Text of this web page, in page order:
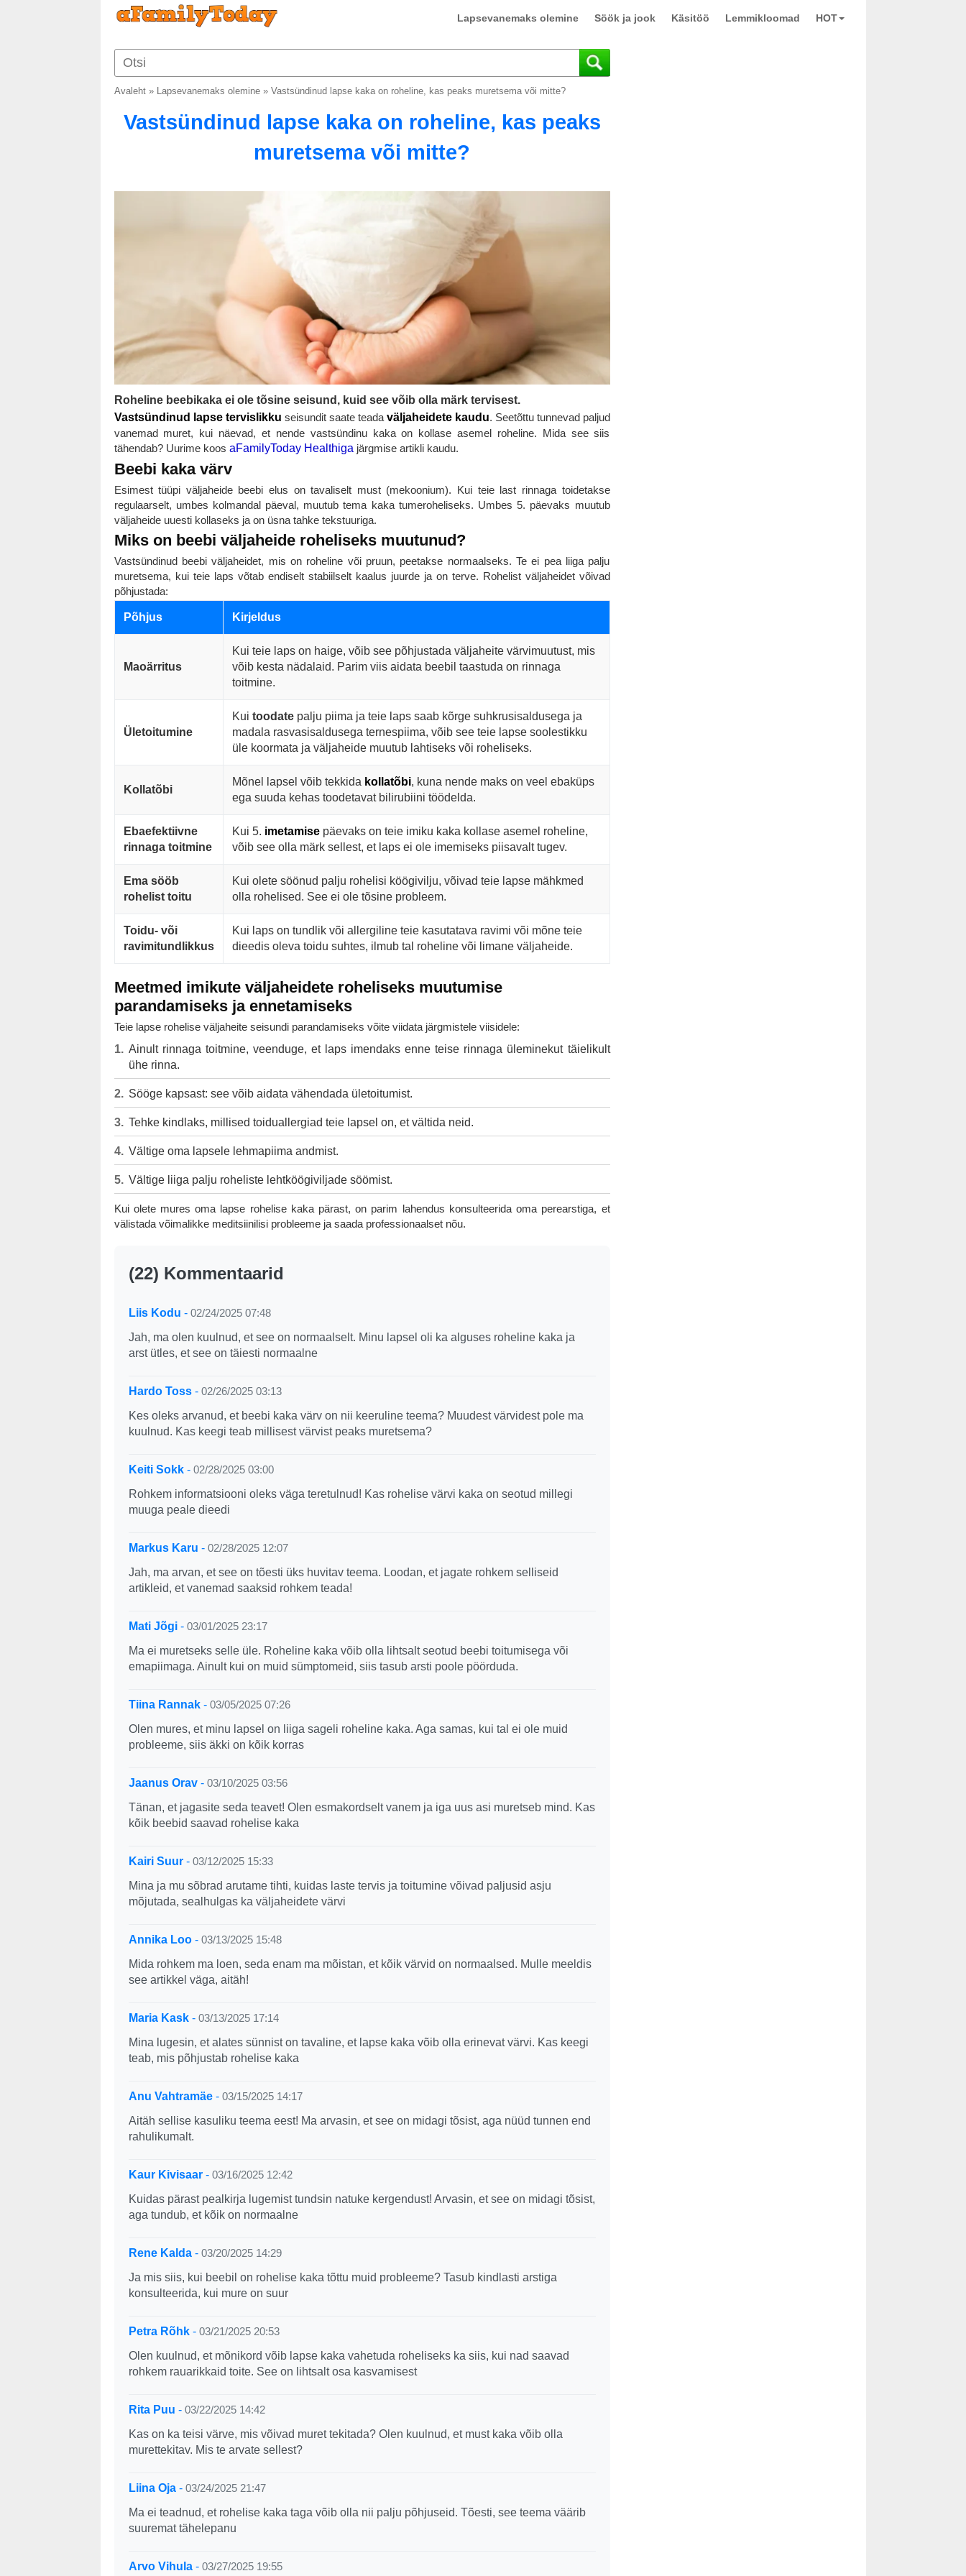
Lapsevanemaks olemine Söök ja jook Käsitöö Lemmikloomad HOT
Avaleht» Lapsevanemaks olemine» Vastsündinud lapse kaka on roheline, kas peaks muretsema või mitte?
Vastsündinud lapse kaka on roheline, kas peaks
muretsema või mitte?
Roheline beebikaka ei ole tõsine seisund, kuid see võib olla märk tervisest.
Vastsündinud lapse tervislikku seisundit saate teada väljaheidete kaudu. Seetõttu tunnevad paljud
vanemad muret, kui näevad, et nende vastsündinu kaka on kollase asemel roheline. Mida see siis
tähendab? Uurime koos aFamilyToday Healthiga järgmise artikli kaudu.
Beebi kaka värv
Esimest tüüpi väljaheide beebi elus on tavaliselt must (mekoonium). Kui teie last rinnaga toidetakse
regulaarselt, umbes kolmandal päeval, muutub tema kaka tumeroheliseks. Umbes 5. päevaks muutub
väljaheide uuesti kollaseks ja on üsna tahke tekstuuriga.
Miks on beebi väljaheide roheliseks muutunud?
Vastsündinud beebi väljaheidet, mis on roheline või pruun, peetakse normaalseks. Te ei pea liiga palju
muretsema, kui teie laps võtab endiselt stabiilselt kaalus juurde ja on terve. Rohelist väljaheidet võivad
põhjustada:
Põhjus Kirjeldus
Maoärritus
Kui teie laps on haige, võib see põhjustada väljaheite värvimuutust, mis
võib kesta nädalaid. Parim viis aidata beebil taastuda on rinnaga
toitmine.
Ületoitumine
Kui toodatepalju piima ja teie laps saab kõrge suhkrusisaldusega ja
madala rasvasisaldusega ternespiima, võib see teie lapse soolestikku
üle koormata ja väljaheide muutub lahtiseks või roheliseks.
Kollatõbi
Mõnel lapsel võib tekkida kollatõbi, kuna nende maks on veel ebaküps
ega suuda kehas toodetavat bilirubiini töödelda.
Ebaefektiivne
rinnaga toitmine
Kui 5. imetamisepäevaks on teie imiku kaka kollase asemel roheline,
võib see olla märk sellest, et laps ei ole imemiseks piisavalt tugev.
Ema sööb
rohelist toitu
Kui olete söönud palju rohelisi köögivilju, võivad teie lapse mähkmed
olla rohelised. See ei ole tõsine probleem.
Toidu- või
ravimitundlikkus
Kui laps on tundlik või allergiline teie kasutatava ravimi või mõne teie
dieedis oleva toidu suhtes, ilmub tal roheline või limane väljaheide.
Meetmed imikute väljaheidete roheliseks muutumise
parandamiseks ja ennetamiseks
Teie lapse rohelise väljaheite seisundi parandamiseks võite viidata järgmistele viisidele:
Ainult rinnaga toitmine, veenduge, et laps imendaks enne teise rinnaga üleminekut täielikult
ühe rinna.
Sööge kapsast: see võib aidata vähendada ületoitumist.
Tehke kindlaks, millised toiduallergiad teie lapsel on, et vältida neid.
Vältige oma lapsele lehmapiima andmist.
Vältige liiga palju roheliste lehtköögiviljade söömist.
Kui olete mures oma lapse rohelise kaka pärast, on parim lahendus konsulteerida oma perearstiga, et
välistada võimalikke meditsiinilisi probleeme ja saada professionaalset nõu.
(22) Kommentaarid
Liis Kodu - 02/24/2025 07:48
Jah, ma olen kuulnud, et see on normaalselt. Minu lapsel oli ka alguses roheline kaka ja
arst ütles, et see on täiesti normaalne
Hardo Toss- 02/26/2025 03:13
Kes oleks arvanud, et beebi kaka värv on nii keeruline teema? Muudest värvidest pole ma
kuulnud. Kas keegi teab millisest värvist peaks muretsema?
Keiti Sokk- 02/28/2025 03:00
Rohkem informatsiooni oleks väga teretulnud! Kas rohelise värvi kaka on seotud millegi
muuga peale dieedi
Markus Karu - 02/28/2025 12:07
Jah, ma arvan, et see on tõesti üks huvitav teema. Loodan, et jagate rohkem selliseid
artikleid, et vanemad saaksid rohkem teada!
Mati Jõgi- 03/01/2025 23:17
Ma ei muretseks selle üle. Roheline kaka võib olla lihtsalt seotud beebi toitumisega või
emapiimaga. Ainult kui on muid sümptomeid, siis tasub arsti poole pöörduda.
Tiina Rannak- 03/05/2025 07:26
Olen mures, et minu lapsel on liiga sageli roheline kaka. Aga samas, kui tal ei ole muid
probleeme, siis äkki on kõik korras
Jaanus Orav- 03/10/2025 03:56
Tänan, et jagasite seda teavet! Olen esmakordselt vanem ja iga uus asi muretseb mind. Kas
kõik beebid saavad rohelise kaka
Kairi Suur- 03/12/2025 15:33
Mina ja mu sõbrad arutame tihti, kuidas laste tervis ja toitumine võivad paljusid asju
mõjutada, sealhulgas ka väljaheidete värvi
Annika Loo- 03/13/2025 15:48
Mida rohkem ma loen, seda enam ma mõistan, et kõik värvid on normaalsed. Mulle meeldis
see artikkel väga, aitäh!
Maria Kask- 03/13/2025 17:14
Mina lugesin, et alates sünnist on tavaline, et lapse kaka võib olla erinevat värvi. Kas keegi
teab, mis põhjustab rohelise kaka
Anu Vahtramäe- 03/15/2025 14:17
Aitäh sellise kasuliku teema eest! Ma arvasin, et see on midagi tõsist, aga nüüd tunnen end
rahulikumalt.
Kaur Kivisaar- 03/16/2025 12:42
Kuidas pärast pealkirja lugemist tundsin natuke kergendust! Arvasin, et see on midagi tõsist,
aga tundub, et kõik on normaalne
Rene Kalda- 03/20/2025 14:29
Ja mis siis, kui beebil on rohelise kaka tõttu muid probleeme? Tasub kindlasti arstiga
konsulteerida, kui mure on suur
Petra Rõhk- 03/21/2025 20:53
Olen kuulnud, et mõnikord võib lapse kaka vahetuda roheliseks ka siis, kui nad saavad
rohkem rauarikkaid toite. See on lihtsalt osa kasvamisest
Rita Puu - 03/22/2025 14:42
Kas on ka teisi värve, mis võivad muret tekitada? Olen kuulnud, et must kaka võib olla
murettekitav. Mis te arvate sellest?
Liina Oja- 03/24/2025 21:47
Ma ei teadnud, et rohelise kaka taga võib olla nii palju põhjuseid. Tõesti, see teema väärib
suuremat tähelepanu
Arvo Vihula- 03/27/2025 19:55